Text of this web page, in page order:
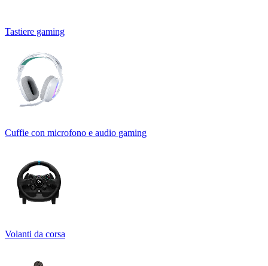
Tastiere gaming
Cuffie con microfono e audio gaming
Volanti da corsa